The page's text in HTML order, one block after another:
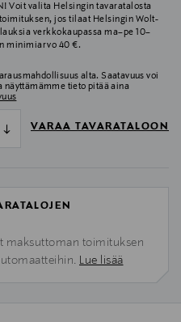
Voit valita Helsingin tavaratalosta
jos tilaat Helsingin Wolt-
verkkokaupassa ma–pe 10–
minimiarvo 40 €.
alta. Saatavuus voi
näyttämämme tieto pitää aina
VARAA TAVARATALOON
maksuttoman toimituksen
Lue lisää